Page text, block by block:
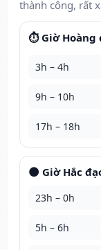
thành công, rất
⏱️ Giờ Hoàng
3h – 4h
9h – 10h
17h – 18h
🌑 Giờ Hắc
23h – 0h
5h – 6h